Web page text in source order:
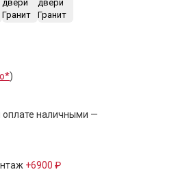
)
оплате наличными —
+6900 ₽